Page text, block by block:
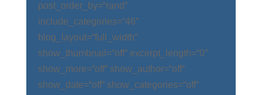
post_order_by=“rand“
include_categories=“46″
blog_layout=“full_width“
show_thumbnail=“off“ excerpt_length=“0″
show_more=“off“ show_author=“off“
show_date=“off“ show_categories=“off“